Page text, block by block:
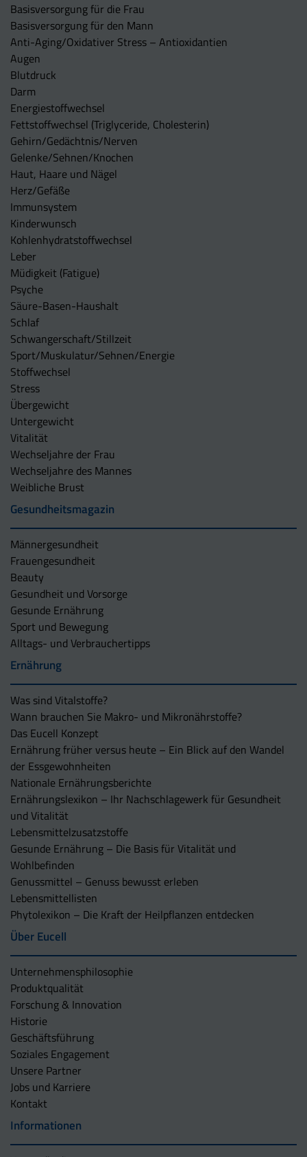
Basisversorgung für die Frau
Basisversorgung für den Mann
Anti-Aging/Oxidativer Stress – Antioxidantien
Augen
Blutdruck
Darm
Energiestoffwechsel
Fettstoffwechsel (Triglyceride, Cholesterin)
Gehirn/Gedächtnis/Nerven
Gelenke/Sehnen/Knochen
Haut, Haare und Nägel
Herz/Gefäße
Immunsystem
Kinderwunsch
Kohlenhydratstoffwechsel
Leber
Müdigkeit (Fatigue)
Psyche
Säure-Basen-Haushalt
Schlaf
Schwangerschaft/Stillzeit
Sport/Muskulatur/Sehnen/Energie
Stoffwechsel
Stress
Übergewicht
Untergewicht
Vitalität
Wechseljahre der Frau
Wechseljahre des Mannes
Weibliche Brust
Gesundheitsmagazin
Männergesundheit
Frauengesundheit
Beauty
Gesundheit und Vorsorge
Gesunde Ernährung
Sport und Bewegung
Alltags- und Verbrauchertipps
Ernährung
Was sind Vitalstoffe?
Wann brauchen Sie Makro- und Mikronährstoffe?
Das Eucell Konzept
Ernährung früher versus heute – Ein Blick auf den Wandel
der Essgewohnheiten
Nationale Ernährungsberichte
Ernährungslexikon – Ihr Nachschlagewerk für Gesundheit
und Vitalität
Lebensmittelzusatzstoffe
Gesunde Ernährung – Die Basis für Vitalität und
Wohlbefinden
Genussmittel – Genuss bewusst erleben
Lebensmittellisten
Phytolexikon – Die Kraft der Heilpflanzen entdecken
Über Eucell
Unternehmens­philosophie
Produktqualität
Forschung & Innovation
Historie
Geschäftsführung
Soziales Engagement
Unsere Partner
Jobs und Karriere
Kontakt
Informationen